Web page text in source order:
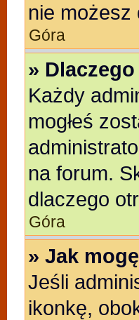
nie możesz
Góra
»
Każdy
mogłeś
na forum.
dlaczego
Góra
» Jak
Jeśli
ikonkę,